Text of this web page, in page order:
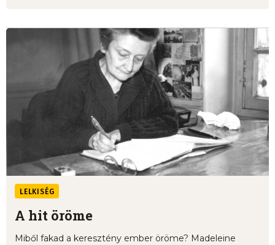
LELKISÉG
A hit öröme
Miből fakad a keresztény ember öröme? Madeleine